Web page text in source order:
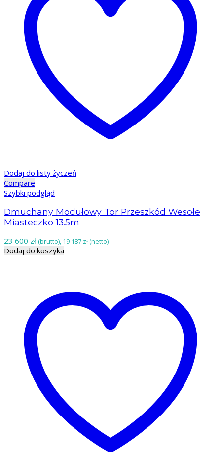
Dodaj do listy życzeń
Compare
Szybki podgląd
Dmuchany Modułowy Tor Przeszkód Wesołe
Miasteczko 13.5m
23 600 zł (brutto), 19 187 zł (netto)
Dodaj do koszyka